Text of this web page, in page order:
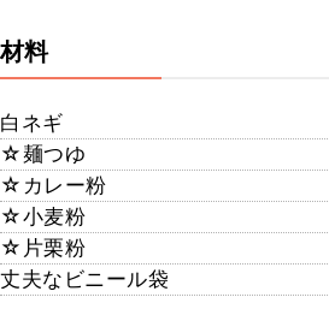
材料
白ネギ
☆麺つゆ
☆カレー粉
☆小麦粉
☆片栗粉
丈夫なビニール袋